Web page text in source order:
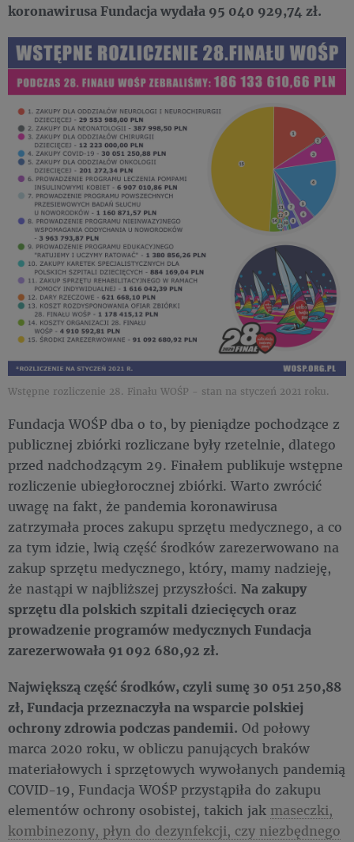
koronawirusa Fundacja wydała 95 040 929,74 zł.
Wstępne rozliczenie 28. Finału WOŚP - stan na styczeń 2021 roku.
Fundacja WOŚP dba o to, by pieniądze pochodzące z
publicznej zbiórki rozliczane były rzetelnie, dlatego
przed nadchodzącym 29. Finałem publikuje wstępne
rozliczenie ubiegłorocznej zbiórki. Warto zwrócić
uwagę na fakt, że pandemia koronawirusa
zatrzymała proces zakupu sprzętu medycznego, a co
za tym idzie, lwią część środków zarezerwowano na
zakup sprzętu medycznego, który, mamy nadzieję,
że nastąpi w najbliższej przyszłości. Na zakupy
sprzętu dla polskich szpitali dziecięcych oraz
prowadzenie programów medycznych Fundacja
zarezerwowała 91 092 680,92 zł.
Największą część środków, czyli sumę 30 051 250,88
zł, Fundacja przeznaczyła na wsparcie polskiej
ochrony zdrowia podczas pandemii. Od połowy
marca 2020 roku, w obliczu panujących braków
materiałowych i sprzętowych wywołanych pandemią
COVID-19, Fundacja WOŚP przystąpiła do zakupu
elementów ochrony osobistej, takich jak maseczki,
kombinezony, płyn do dezynfekcji, czy niezbędnego